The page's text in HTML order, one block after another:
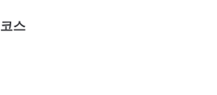
코스